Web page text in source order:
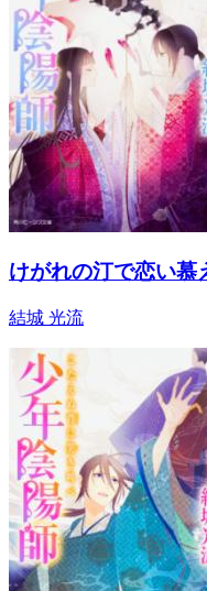
けがれの汀で恋い慕
結城 光流